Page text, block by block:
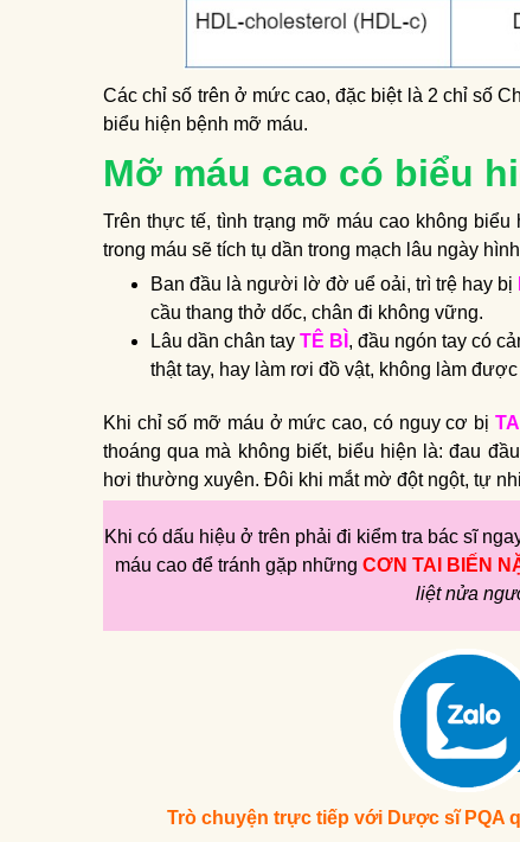
Các chỉ số trên ở mức cao, đặc biệt là 2 chỉ số
biểu hiện bệnh mỡ máu.
Mỡ máu cao có biểu
Trên thực tế, tình trạng mỡ máu cao không
trong máu sẽ tích tụ dần trong mạch lâu ngày
Ban đầu là người lờ đờ uể oải, trì trệ hay bị
cầu thang thở dốc, chân đi không vững.
Lâu dần chân tay TÊ BÌ , đầu ngón tay có
thật tay, hay làm rơi đồ vật, không làm
Khi chỉ số mỡ máu ở mức cao, có nguy cơ bị
thoáng qua mà không biết, biểu hiện là: đau
hơi thường xuyên. Đôi khi mắt mờ đột ngột, tự
Khi có dấu hiệu ở trên phải đi kiểm tra bác sĩ
máu cao để tránh gặp những CƠN TAI BIẾN
liệt nửa
Trò chuyện trực tiếp với Dược sĩ PQA